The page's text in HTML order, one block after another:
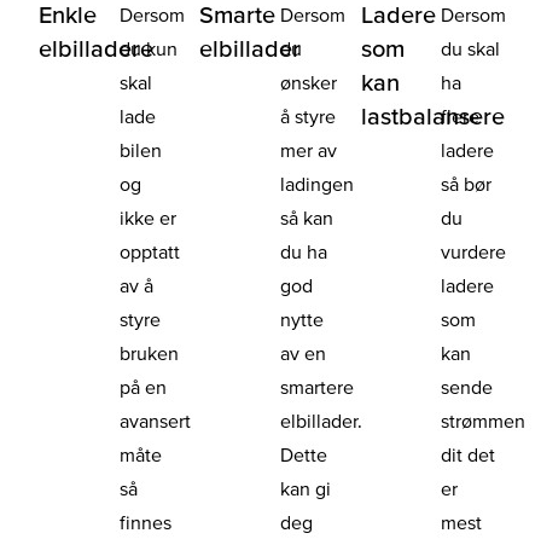
Enkle
elbilladere
Dersom
du kun
skal
lade
bilen
og
ikke er
opptatt
av å
styre
bruken
på en
avansert
måte
så
finnes
Smarte
elbillader
Dersom
du
ønsker
å styre
mer av
ladingen
så kan
du ha
god
nytte
av en
smartere
elbillader.
Dette
kan gi
deg
Ladere
som
kan
lastbalansere
Dersom
du skal
ha
flere
ladere
så bør
du
vurdere
ladere
som
kan
sende
strømmen
dit det
er
mest